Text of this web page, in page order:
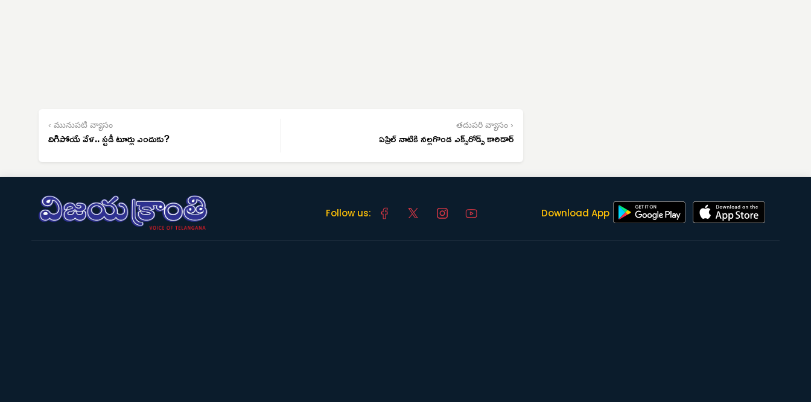
‹ మునుపటి వ్యాసం
దిగిపోయే వేళ.. స్టడీ టూర్లు ఎందుకు?
తదుపరి వ్యాసం ›
ఏప్రిల్ నాటికి నల్లగొండ ఎక్స్‌రోడ్స్ కారిడార్
Follow us: Download App